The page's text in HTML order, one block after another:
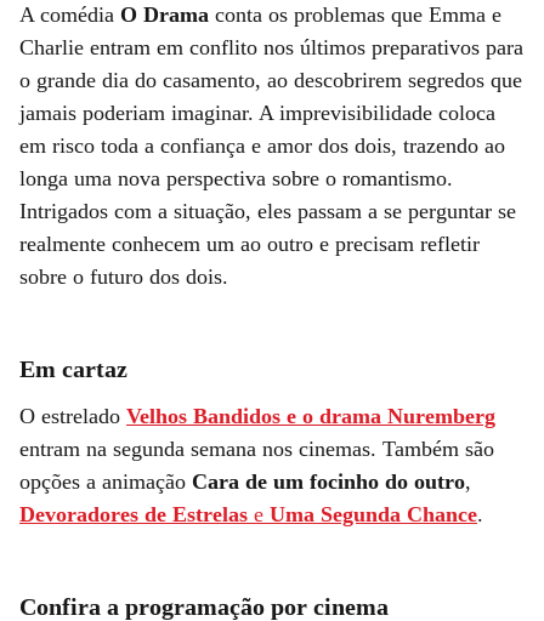
A comédia O Drama conta os problemas que Emma e
Charlie entram em conflito nos últimos preparativos para
o grande dia do casamento, ao descobrirem segredos que
jamais poderiam imaginar. A imprevisibilidade coloca
em risco toda a confiança e amor dos dois, trazendo ao
longa uma nova perspectiva sobre o romantismo.
Intrigados com a situação, eles passam a se perguntar se
realmente conhecem um ao outro e precisam refletir
sobre o futuro dos dois.
Em cartaz
O estrelado Velhos Bandidos e o drama Nuremberg
entram na segunda semana nos cinemas. Também são
opções a animação Cara de um focinho do outro,
Devoradores de Estrelas e Uma Segunda Chance.
Confira a programação por cinema